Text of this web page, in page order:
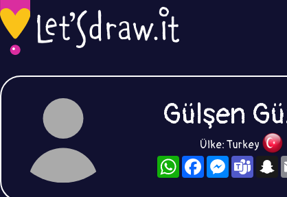
Gülşen
Ülke: Turkey
WhatsAppFacebookMessenger
Teams